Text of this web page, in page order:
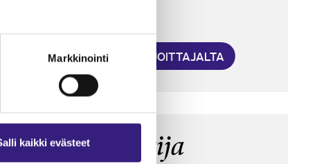
Markkinointi
kaikki evästeet
LISÄÄ KIRJOITTAJALTA
Asiantuntija